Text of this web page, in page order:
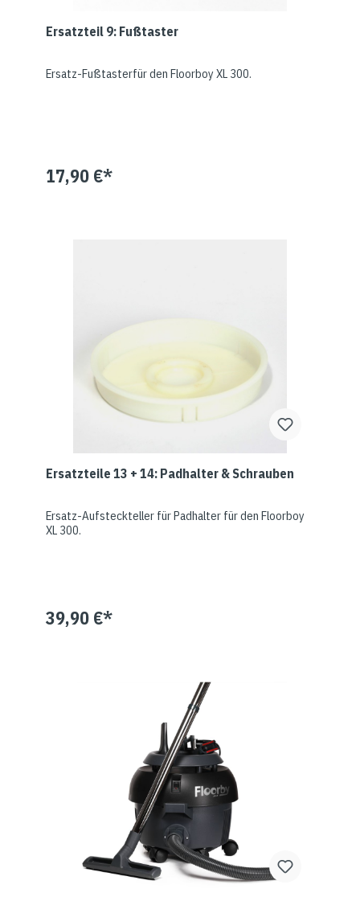
Ersatzteil 9: Fußtaster
Ersatz-Fußtasterfür den Floorboy XL 300.
17,90 €*
Ersatzteile 13 + 14: Padhalter & Schrauben
Ersatz-Aufsteckteller für Padhalter für den Floorboy
XL 300.
39,90 €*